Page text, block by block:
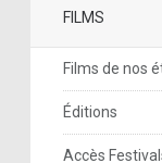
FILMS
Films de nos
Éditions
Accès